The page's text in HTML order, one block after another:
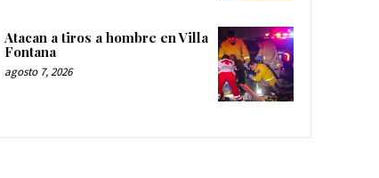
Atacan a tiros a hombre en Villa
Fontana
agosto 7, 2026